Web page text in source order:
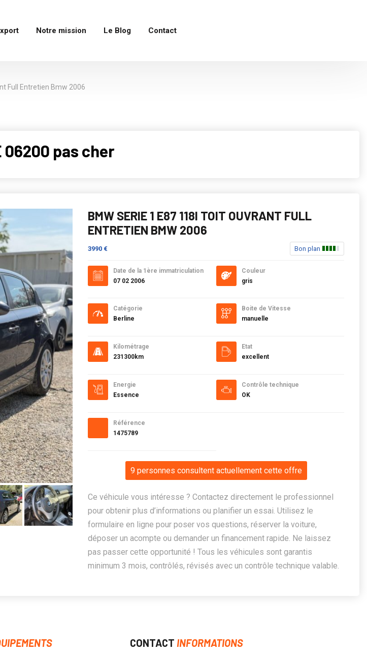
Notre mission Le Blog Contact
Full Entretien Bmw 2006
06200 pas cher
BMW SERIE 1 E87 118I TOIT OUVRANT FULL
ENTRETIEN BMW 2006
3990 € Bon plan
Date de la 1ère immatriculation
07 02 2006
Catégorie
Berline
Kilométrage
231300km
Energie
Essence
Référence
1475789
Couleur
gris
Boite de Vitesse
manuelle
Etat
excellent
Contrôle technique
OK
9 personnes consultent actuellement cette offre
Ce véhicule vous intéresse ? Contactez directement le professionnel
pour obtenir plus d’informations ou planifier un essai. Utilisez le
formulaire en ligne pour poser vos questions, réserver la voiture,
déposer un acompte ou demander un financement rapide. Ne laissez
pas passer cette opportunité ! Tous les véhicules sont garantis
minimum 3 mois, contrôlés, révisés avec un contrôle technique valable.
CONTACT INFORMATIONS